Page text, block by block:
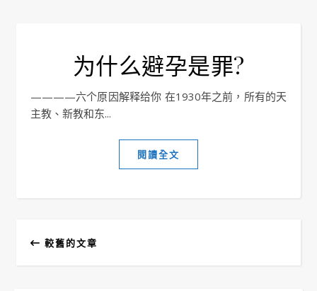
为什么避孕是罪?
————六个原因解释给你 在1930年之前，所有的天
主教、新教和东...
閱讀全文
較舊的文章